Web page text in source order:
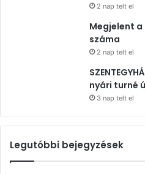
2 nap telt el
Megjelent a
száma
2 nap telt el
nyári turné
3 nap telt el
Legutóbbi bejegyzések